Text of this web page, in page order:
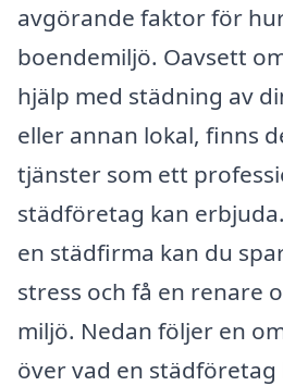
avgörande faktor för
boendemiljö. Oavsett
hjälp med städning av
eller annan lokal, finns
tjänster som ett
städföretag kan
en städfirma kan du
stress och få en renare
miljö. Nedan följer en
över vad en städföretag